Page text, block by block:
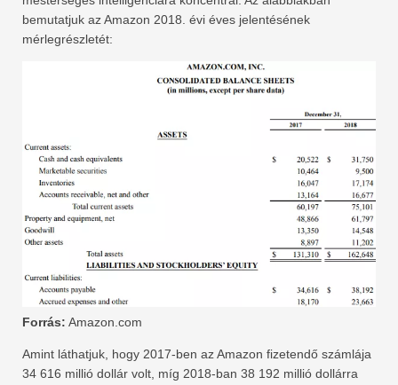
bemutatjuk az Amazon 2018. évi éves jelentésének
mérlegrészletét:
Forrás: Amazon.com
Amint láthatjuk, hogy 2017-ben az Amazon fizetendő számlája
34 616 millió dollár volt, míg 2018-ban 38 192 millió dollárra